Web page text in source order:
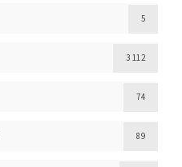
5
3 112
74
89